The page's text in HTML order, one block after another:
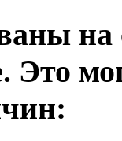
на
Это